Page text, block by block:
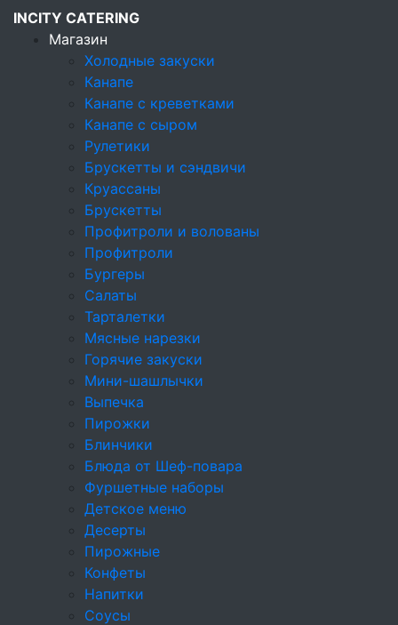
INCITY CATERING
Магазин
Холодные закуски
Канапе
Канапе с креветками
Канапе с сыром
Рулетики
Брускетты и сэндвичи
Круассаны
Брускетты
Профитроли и волованы
Профитроли
Бургеры
Салаты
Тарталетки
Мясные нарезки
Горячие закуски
Мини-шашлычки
Выпечка
Пирожки
Блинчики
Блюда от Шеф-повара
Фуршетные наборы
Детское меню
Десерты
Пирожные
Конфеты
Напитки
Соусы
Кейтеринговая компания
Холодные закуски
Холодные закуски
Канапе с креветками
Канапе с сыром
Рулетики
Брускетты и сэндвичи
Круассаны
Брускетты
Профитроли и волованы
Профитроли
Бургеры